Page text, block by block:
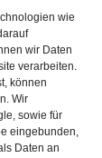
wie
wir Daten
verarbeiten.
können
Wir
sowie für
eingebunden,
Daten an